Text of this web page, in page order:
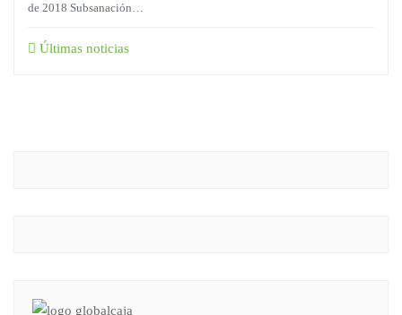
de 2018 Subsanación…
Últimas noticias